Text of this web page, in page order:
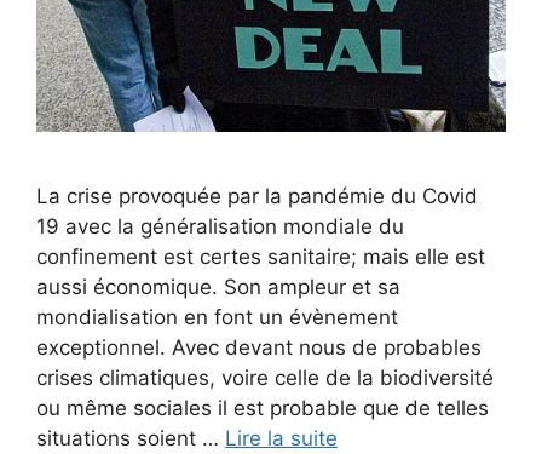
La crise provoquée par la pandémie du Covid
19 avec la généralisation mondiale du
confinement est certes sanitaire; mais elle est
aussi économique. Son ampleur et sa
mondialisation en font un évènement
exceptionnel. Avec devant nous de probables
crises climatiques, voire celle de la biodiversité
ou même sociales il est probable que de telles
situations soient … Lire la suite